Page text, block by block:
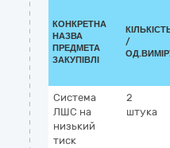
КОНКРЕТНА
НАЗВА
ПРЕДМЕТА
ЗАКУПІВЛІ
/
Система
ЛШС на
низький
тиск
2
штука